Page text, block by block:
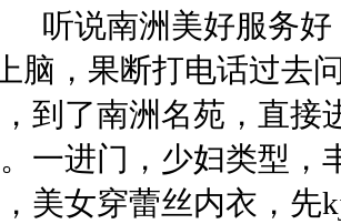
美好服务好，小
脑，果断打电话过去
到了南洲名苑，直接
一进门，少妇类型，
美女穿蕾丝内衣，先